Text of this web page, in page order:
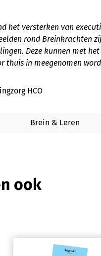
het versterken van
rond Breinkrachten
Deze kunnen met
thuis in meegenomen
HCO
Brein & Leren
ook